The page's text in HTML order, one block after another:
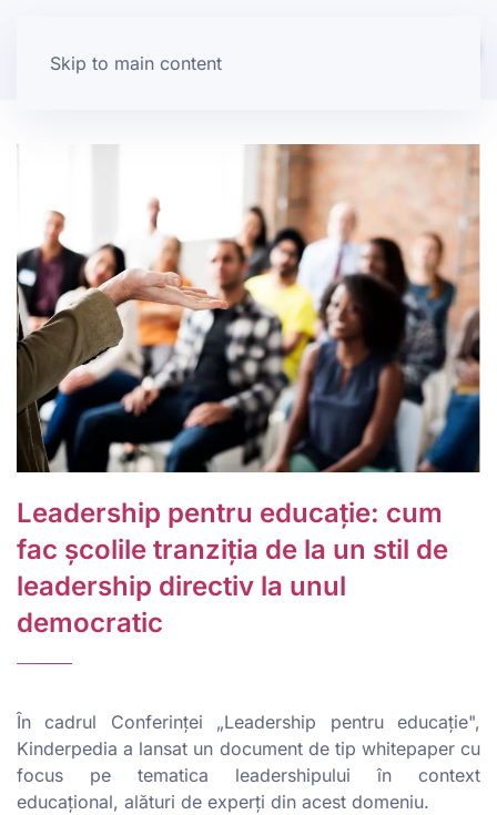
Skip to main content
Leadership pentru educație: cum
fac școlile tranziția de la un stil de
leadership directiv la unul
democratic
În cadrul Conferinței „Leadership pentru educație",
Kinderpedia a lansat un document de tip whitepaper cu
focus pe tematica leadershipului în context
educațional, alături de experți din acest domeniu.